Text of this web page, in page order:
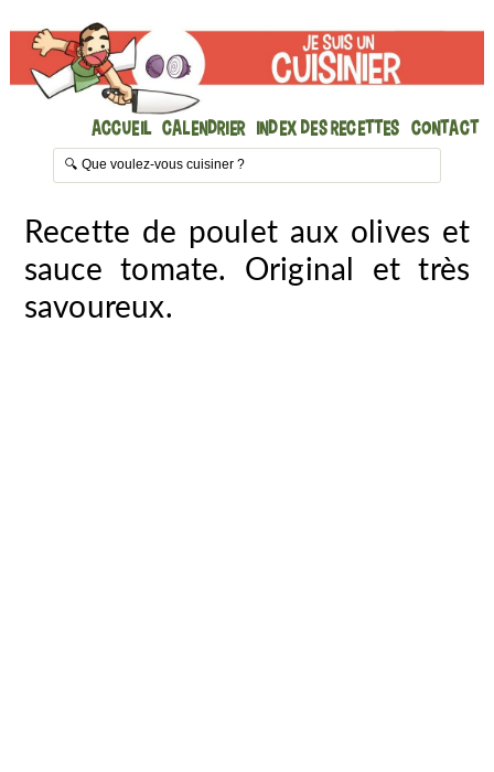
Accueil Calendrier Index des recettes Contact
Recette de poulet aux olives et
sauce tomate. Original et très
savoureux.